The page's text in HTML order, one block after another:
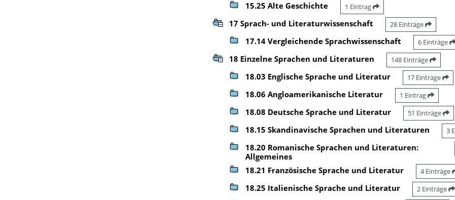
15.25 Alte Geschichte 1 Eintrag
17 Sprach- und Literaturwissenschaft 28 Einträge
17.14 Vergleichende Sprachwissenschaft 6 Einträge
18 Einzelne Sprachen und Literaturen 148 Einträge
18.03 Englische Sprache und Literatur 17 Einträge
18.06 Angloamerikanische Literatur 1 Eintrag
18.08 Deutsche Sprache und Literatur 51 Einträge
18.15 Skandinavische Sprachen und Literaturen 3
18.20 Romanische Sprachen und Literaturen:
Allgemeines
18.21 Französische Sprache und Literatur 4 Einträge
18.25 Italienische Sprache und Literatur 2 Einträge